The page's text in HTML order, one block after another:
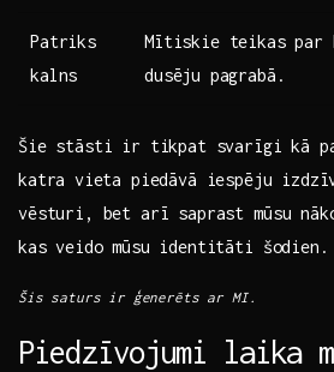
Patriks
kalns
Mītiskie‍ teikas ​par​
dusēju ⁤pagrabā.
Šie stāsti ir tikpat svarīgi ‍kā
katra⁤ vieta piedāvā ​iespēju⁢
‍vēsturi, bet arī saprast mūsu
kas veido⁢ mūsu identitāti šodien.
Šis saturs ir ģenerēts ar ‍MI.
Piedzīvojumi laika